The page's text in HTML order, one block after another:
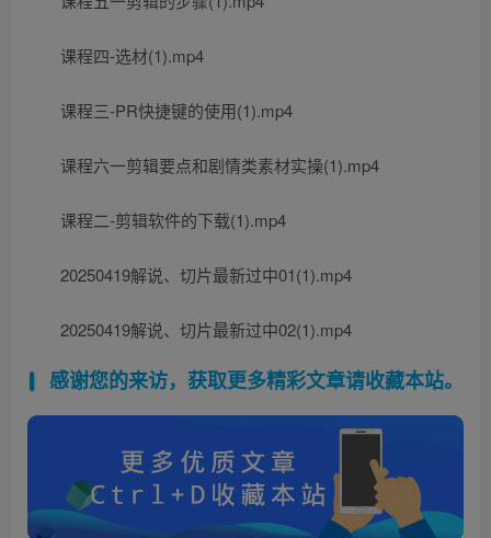
课程四-选材(1).mp4
课程三-PR快捷键的使用(1).mp4
课程六一剪辑要点和剧情类素材实操(1).mp4
课程二-剪辑软件的下载(1).mp4
20250419解说、切片最新过中01(1).mp4
20250419解说、切片最新过中02(1).mp4
感谢您的来访，获取更多精彩文章请收藏本站。